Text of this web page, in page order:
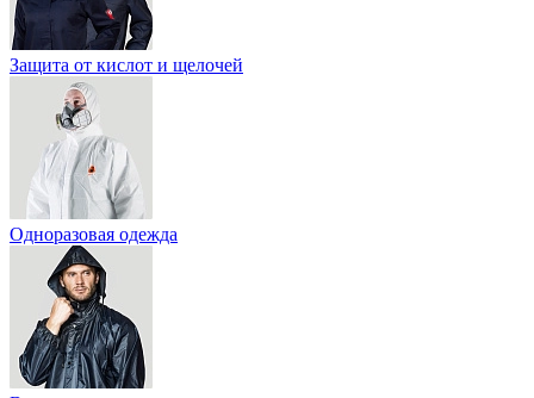
Защита от кислот и щелочей
Одноразовая одежда